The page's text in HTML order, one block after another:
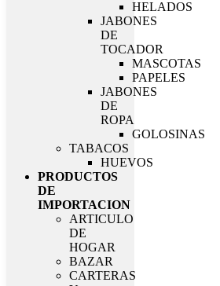
HELADOS
JABONES
DE
TOCADOR
MASCOTAS
PAPELES
JABONES
DE
ROPA
GOLOSINAS
TABACOS
HUEVOS
PRODUCTOS
DE
IMPORTACION
ARTICULO
DE
HOGAR
BAZAR
CARTERAS